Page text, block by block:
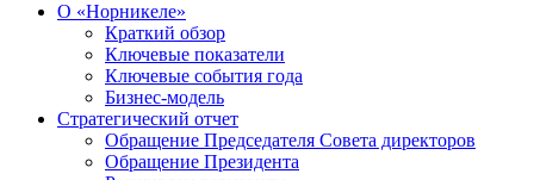
О «Норникеле»
Краткий обзор
Ключевые показатели
Ключевые события года
Бизнес-модель
Стратегический отчет
Обращение Председателя Совета директоров
Обращение Президента